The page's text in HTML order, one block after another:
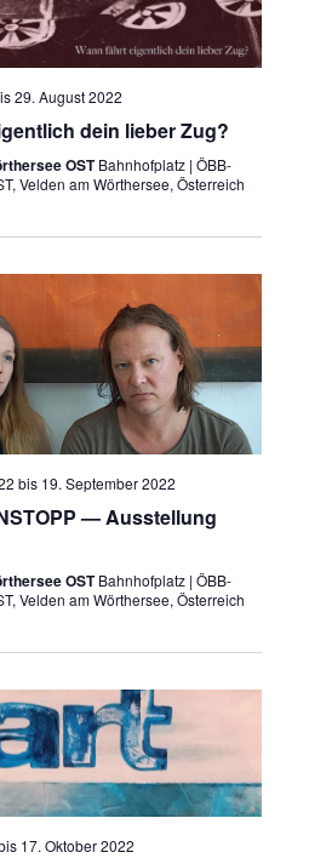
29. August 2022
dein lieber Zug?
OSTBahnhofplatz | ÖBB-
Velden am Wörthersee, Österreich
bis 19. September 2022
— Ausstellung
OSTBahnhofplatz | ÖBB-
Velden am Wörthersee, Österreich
17. Oktober 2022